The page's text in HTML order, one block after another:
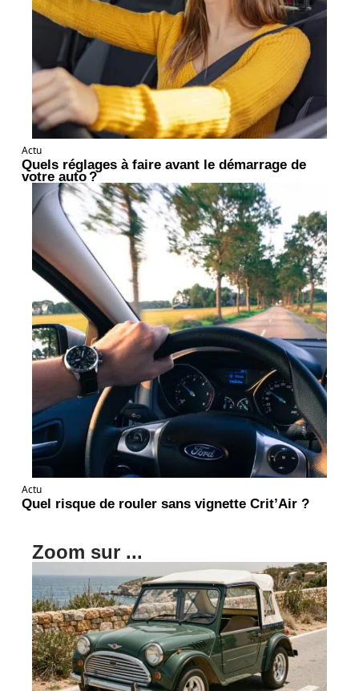
Actu
Quels réglages à faire avant le démarrage de
votre auto ?
Actu
Quel risque de rouler sans vignette Crit’Air ?
Zoom sur ...